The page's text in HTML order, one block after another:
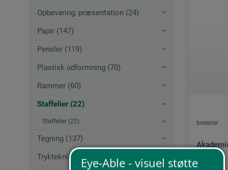
Opbevaring, præsentation (24)
Papir (147)
Pensler (119)
Plastisk udformning (70)
Rammer (60)
Staffelier (22)
Staffelier (22)
Tegning (137)
Trykteknikker (45)
boesner